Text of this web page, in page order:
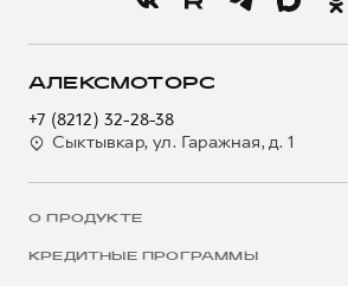
АЛЕКСМОТОРС
+7 (8212) 32-28-38
Сыктывкар, ул. Гаражная, д. 1
О ПРОДУКТЕ
КРЕДИТНЫЕ ПРОГРАММЫ